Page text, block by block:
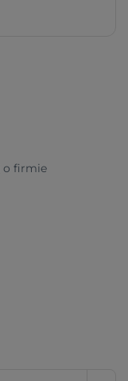
o firmie